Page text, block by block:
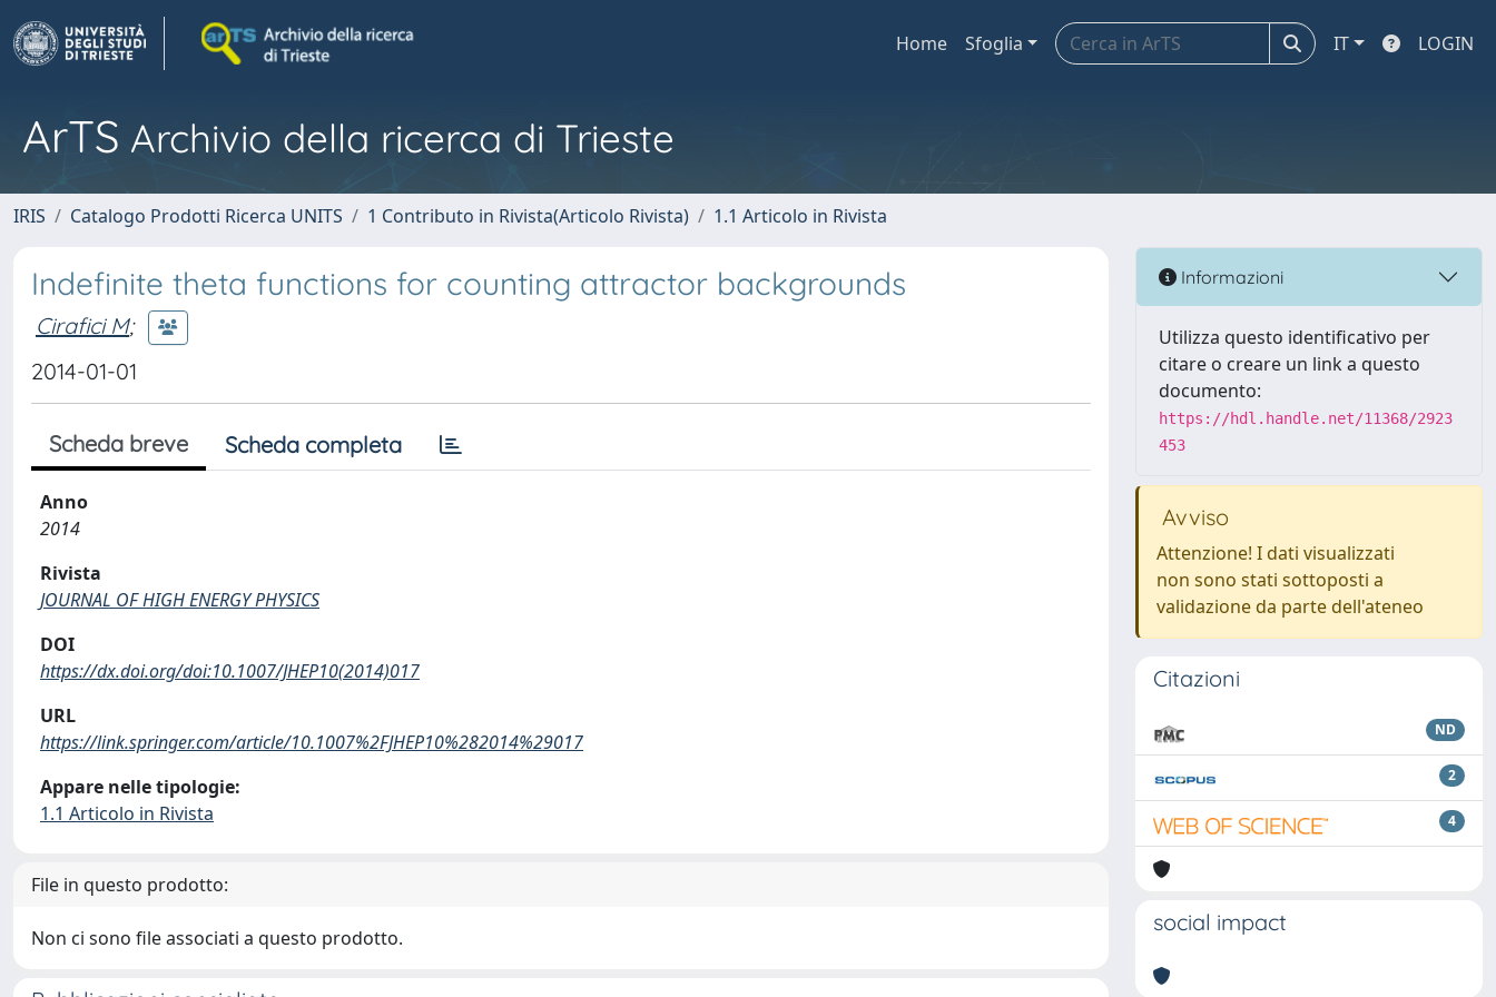
Home Sfoglia IT LOGIN
ArTS Archivio della ricerca di Trieste
IRIS Catalogo Prodotti Ricerca UNITS 1 Contributo in Rivista(Articolo Rivista) 1.1 Articolo in Rivista
Indefinite theta functions for counting attractor backgrounds
Cirafici M;
2014-01-01
Scheda breve Scheda completa
Anno
2014
Rivista
JOURNAL OF HIGH ENERGY PHYSICS
DOI
https://dx.doi.org/doi:10.1007/JHEP10(2014)017
URL
https://link.springer.com/article/10.1007%2FJHEP10%282014%29017
Appare nelle tipologie:
1.1 Articolo in Rivista
File in questo prodotto:
Non ci sono file associati a questo prodotto.
Informazioni
Utilizza questo identificativo per
citare o creare un link a questo
documento:
https://hdl.handle.net/11368/2923
453
Avviso
Attenzione! I dati visualizzati
non sono stati sottoposti a
validazione da parte dell'ateneo
Citazioni
ND
2
4
social impact